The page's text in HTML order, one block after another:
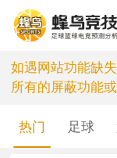
如遇网站功能缺
所有的屏蔽功能
热门 足球